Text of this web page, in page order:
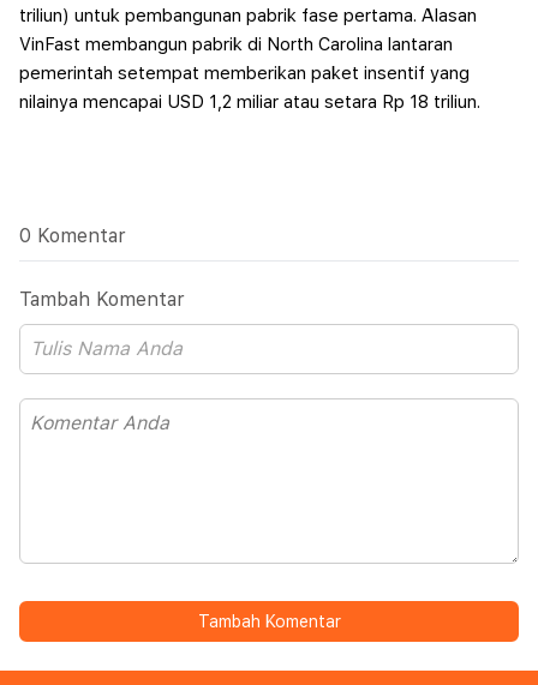
triliun) untuk pembangunan pabrik fase pertama. Alasan
VinFast membangun pabrik di North Carolina lantaran
pemerintah setempat memberikan paket insentif yang
nilainya mencapai USD 1,2 miliar atau setara Rp 18 triliun.
0 Komentar
Tambah Komentar
Tambah Komentar